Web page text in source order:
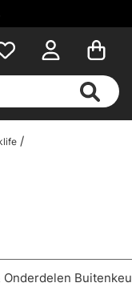
Onderdelen